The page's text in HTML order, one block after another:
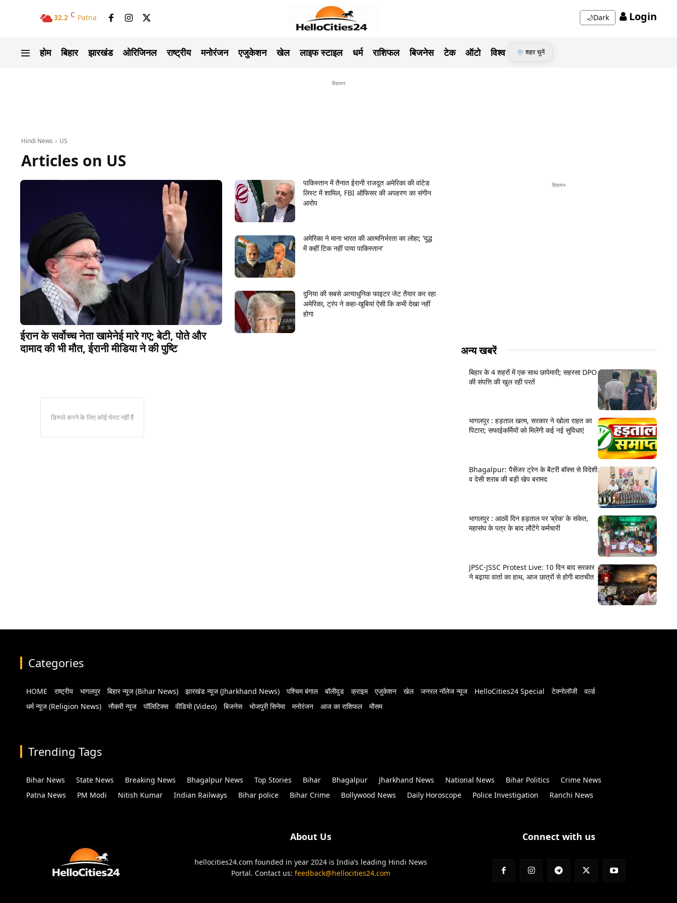
32.2 C Patna 🌙Dark Login
होम बिहार झारखंड ओरिजिनल राष्ट्रीय मनोरंजन एजुकेशन खेल लाइफ स्टाइल धर्म राशिफल बिजनेस टेक ऑटो विश्व शहर चुनें
विज्ञावन
Hindi News US
Articles on US
ईरान के सर्वोच्च नेता खामेनेई मारे गए; बेटी, पोते और
दामाद की भी मौत, ईरानी मीडिया ने की पुष्टि
पाकिस्तान में तैनात ईरानी राजदूत अमेरिका की वांटेड
लिस्ट में शामिल, FBI ऑफिसर की अपहरण का संगीन
आरोप
अमेरिका ने माना भारत की आत्मनिर्भरता का लोहा; ‘युद्ध
में कहीं टिक नहीं पाया पाकिस्तान’
दुनिया की सबसे अत्याधुनिक फाइटर जेट तैयार कर रहा
अमेरिका, ट्रंप ने कहा-खुबियां ऐसी कि कभी देखा नहीं
होगा
डिस्प्ले करने के लिए कोई पोस्ट नहीं हैं
विज्ञापन
अन्य खबरें
बिहार के 4 शहरों में एक साथ छापेमारी; सहरसा DPO
की संपत्ति की खुल रही परतें
भागलपुर : हड़ताल खत्म, सरकार ने खोला राहत का
पिटारा; सफाईकर्मियों को मिलेंगी कई नई सुविधाएं
Bhagalpur: पैसेंजर ट्रेन के बैटरी बॉक्स से विदेशी
व देसी शराब की बड़ी खेप बरामद
भागलपुर : आठवें दिन हड़ताल पर ‘ब्रेक’ के संकेत,
महासंघ के पत्र के बाद लौटेंगे कर्मचारी
JPSC-JSSC Protest Live: 10 दिन बाद सरकार
ने बढ़ाया वार्ता का हाथ, आज छात्रों से होगी बातचीत
Categories
HOME राष्ट्रीय भागलपुर बिहार न्यूज (Bihar News) झारखंड न्यूज (Jharkhand News) पश्चिम बंगाल बॉलीवुड क्राइम एजुकेशन खेल जनरल नॉलेज न्यूज HelloCities24 Special टेक्नोलॉजी
वर्ल्ड
धर्म न्यूज (Religion News)
नौकरी न्यूज पॉलिटिक्स वीडियो (Video) बिजनेस भोजपुरी सिनेमा मनोरंजन आज का राशिफल मौसम
Trending Tags
Bihar News State News Breaking News Bhagalpur News Top Stories Bihar Bhagalpur Jharkhand News National News Bihar Politics
Crime News
Patna News
PM Modi Nitish Kumar Indian Railways Bihar police Bihar Crime Bollywood News Daily Horoscope Police Investigation Ranchi News
About Us
hellocities24.com founded in year 2024 is India’s leading Hindi News
Portal. Contact us:feedback@hellocities24.com
Connect with us